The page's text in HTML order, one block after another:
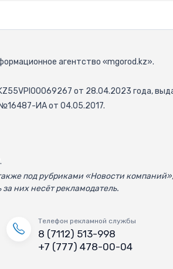
агентство «mgorod.kz».
от 28.04.2023 года,
ИА от 04.05.2017.
под рубриками «Новости
них несёт рекламодатель.
Телефон рекламной службы
8 (7112) 513-998
+7 (777) 478-00-04